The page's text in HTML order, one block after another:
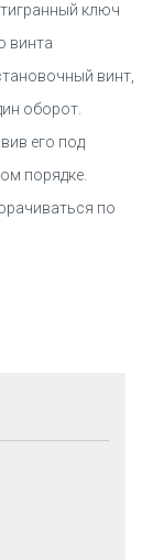
ключ
винта
винт,
оборот.
его под
порядке.
по